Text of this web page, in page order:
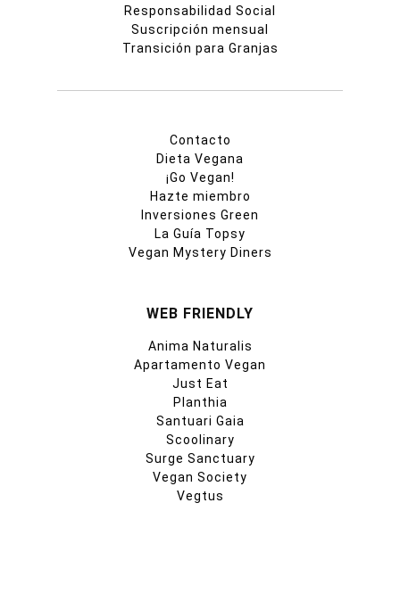
Responsabilidad Social
Suscripción mensual
Transición para Granjas
Contacto
Dieta Vegana
¡Go Vegan!
Hazte miembro
Inversiones Green
La Guía Topsy
Vegan Mystery Diners
WEB FRIENDLY
Anima Naturalis
Apartamento Vegan
Just Eat
Planthia
Santuari Gaia
Scoolinary
Surge Sanctuary
Vegan Society
Vegtus